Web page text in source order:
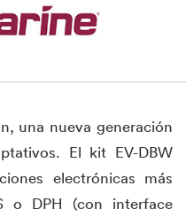
una nueva generación
El kit EV-DBW
electrónicas más
o DPH (con interface